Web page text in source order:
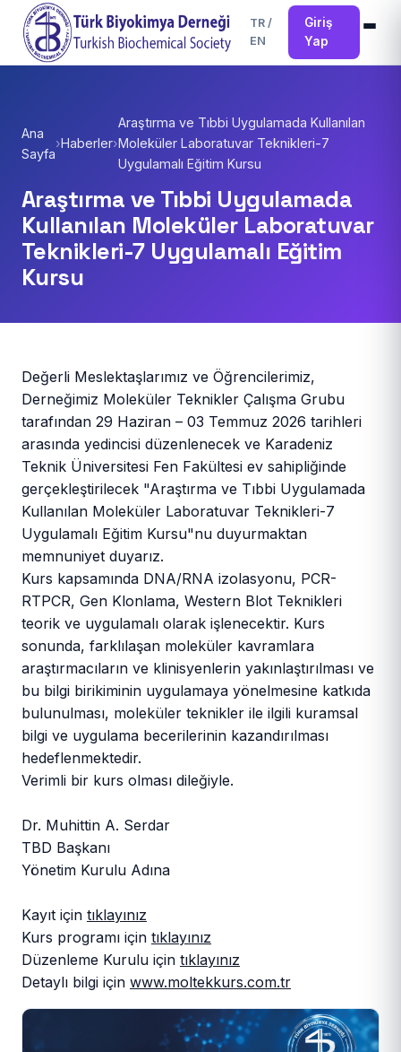
TR /
EN
Giriş
Yap
Ana
Sayfa
›Haberler›
Araştırma ve Tıbbi Uygulamada Kullanılan
Moleküler Laboratuvar Teknikleri-7
Uygulamalı Eğitim Kursu
Araştırma ve Tıbbi Uygulamada
Kullanılan Moleküler Laboratuvar
Teknikleri-7 Uygulamalı Eğitim
Kursu
Değerli Meslektaşlarımız ve Öğrencilerimiz,
Derneğimiz Moleküler Teknikler Çalışma Grubu
tarafından 29 Haziran – 03 Temmuz 2026 tarihleri
arasında yedincisi düzenlenecek ve Karadeniz
Teknik Üniversitesi Fen Fakültesi ev sahipliğinde
gerçekleştirilecek "Araştırma ve Tıbbi Uygulamada
Kullanılan Moleküler Laboratuvar Teknikleri-7
Uygulamalı Eğitim Kursu"nu duyurmaktan
memnuniyet duyarız.
Kurs kapsamında DNA/RNA izolasyonu, PCR-
RTPCR, Gen Klonlama, Western Blot Teknikleri
teorik ve uygulamalı olarak işlenecektir. Kurs
sonunda, farklılaşan moleküler kavramlara
araştırmacıların ve klinisyenlerin yakınlaştırılması ve
bu bilgi birikiminin uygulamaya yönelmesine katkıda
bulunulması, moleküler teknikler ile ilgili kuramsal
bilgi ve uygulama becerilerinin kazandırılması
hedeflenmektedir.
Verimli bir kurs olması dileğiyle.
Dr. Muhittin A. Serdar
TBD Başkanı
Yönetim Kurulu Adına
Kayıt için tıklayınız
Kurs programı için tıklayınız
Düzenleme Kurulu için tıklayınız
Detaylı bilgi için www.moltekkurs.com.tr